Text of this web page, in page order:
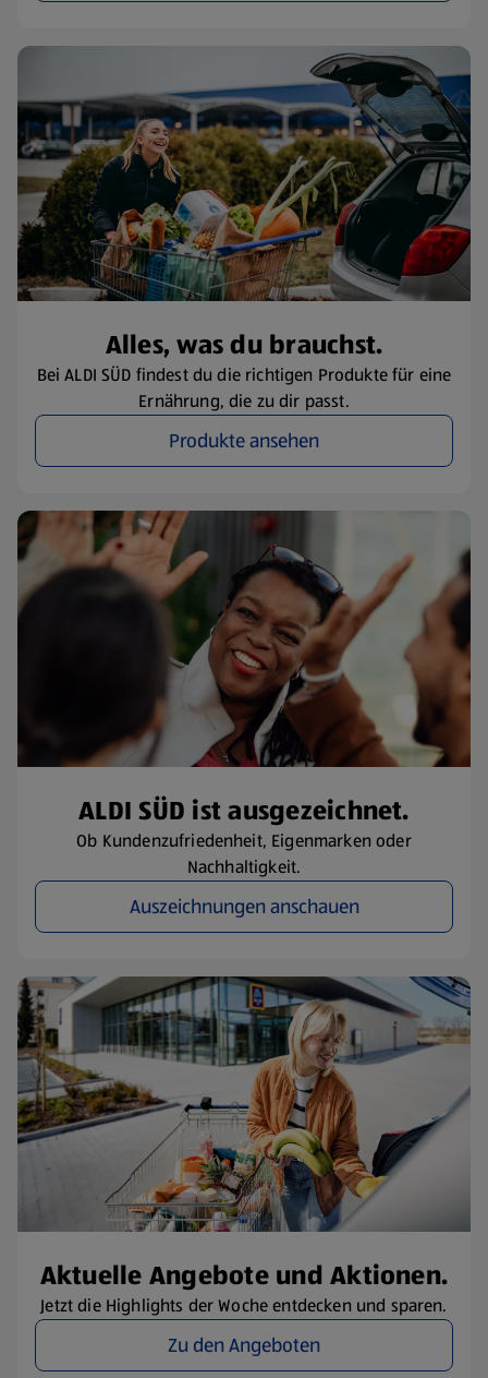
Alles, was du brauchst.
Bei ALDI SÜD findest du die richtigen Produkte für eine
Ernährung, die zu dir passt.
Produkte ansehen
ALDI SÜD ist ausgezeichnet.
Ob Kundenzufriedenheit, Eigenmarken oder
Nachhaltigkeit.
Auszeichnungen anschauen
Aktuelle Angebote und Aktionen.
Jetzt die Highlights der Woche entdecken und sparen.
Zu den Angeboten